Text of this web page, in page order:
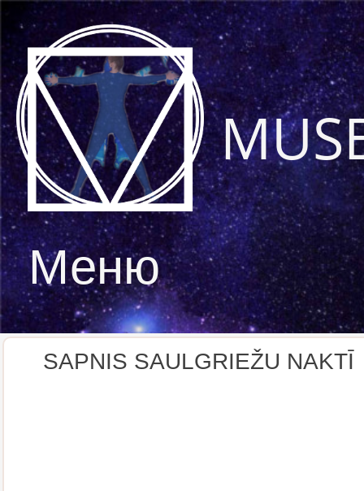
Меню
SAPNIS SAULGRIEŽU NAKTĪ